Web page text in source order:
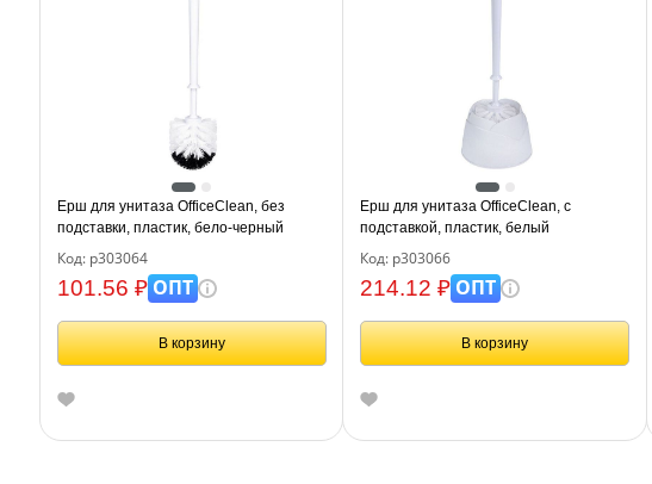
Ерш для унитаза OfficeClean, без
подставки, пластик, бело-черный
Код: р303064
101.56 ₽ОПТ
В корзину
Ерш для унитаза OfficeClean, с
подставкой, пластик, белый
Код: р303066
214.12 ₽ОПТ
В корзину